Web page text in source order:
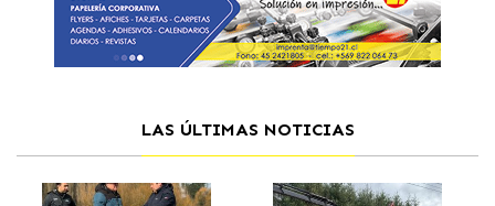
LAS ÚLTIMAS NOTICIAS